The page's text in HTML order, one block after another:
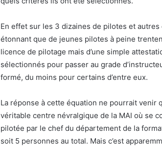
En effet sur les 3 dizaines de pilotes et
étonnant que de jeunes pilotes à peine
licence de pilotage mais d’une simple
sélectionnés pour passer au grade
formé, du moins pour certains d’entre eux.
La réponse à cette équation ne pourrait venir
véritable centre névralgique de la MAI où se
pilotée par le chef du département de la
soit 5 personnes au total. Mais c’est